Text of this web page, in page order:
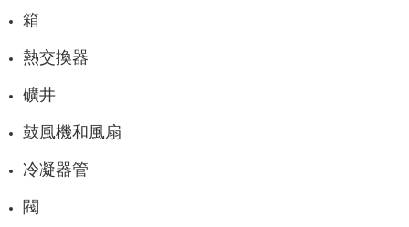
箱
熱交換器
礦井
鼓風機和風扇
冷凝器管
閥